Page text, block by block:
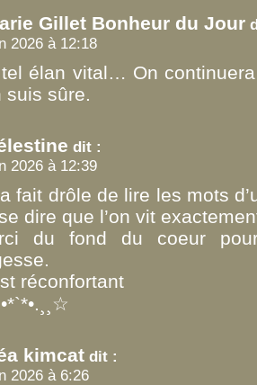
Gillet Bonheur du Jour
2026 à 12:18
élan vital… On
suis sûre.
dit :
2026 à 12:39
fait drôle de lire les mots
dire que l’on vit
du fond du coeur
réconfortant
kimcat dit :
2026 à 6:26